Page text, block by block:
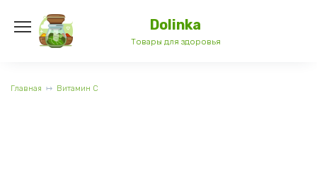
содержанию
Dolinka
Товары для здоровья
Главная Витамин C